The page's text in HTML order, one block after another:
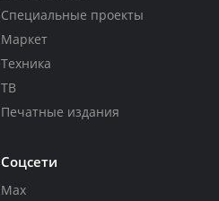
Специальные проекты
Маркет
Техника
ТВ
Печатные издания
Соцсети
Max